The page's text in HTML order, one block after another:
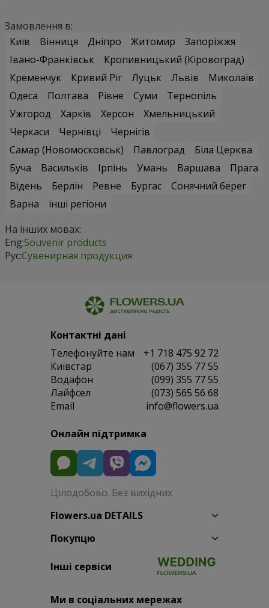
Замовлення в:
Київ
Вінниця Дніпро Житомир
Запоріжжя
Івано-Франківськ
Кропивницький (Кіровоград)
Кременчук
Кривий Ріг Луцьк Львів
Миколаїв
Одеса
Полтава Рівне Суми
Тернопіль
Ужгород
Харків Херсон
Хмельницький
Черкаси
Чернівці
Чернігів
Самар (Новомосковськ)
Павлоград
Біла Церква
Буча
Васильків Ірпінь Умань Варшава
Прага
Відень
Берлін Ревне Бургас
Сонячний берег
Варна
інші регіони
На інших мовах:
Eng:Souvenir products
Рус:Сувенирная продукция
Контактні дані
Телефонуйте нам
+1 718 475 92 72
Київстар
(067) 355 77 55
Водафон
(099) 355 77 55
Лайфсел
(073) 565 56 68
Email
info@flowers.ua
Онлайн підтримка
Цілодобово. Без вихідних
Flowers.ua DETAILS
Покупцю
Інші сервіси
Ми в соціальних мережах